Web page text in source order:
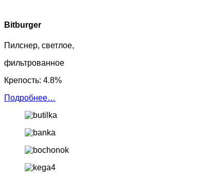
Bitburger
Пилснер, светлое,
фильтрованное
Крепость: 4.8%
Подробнее…